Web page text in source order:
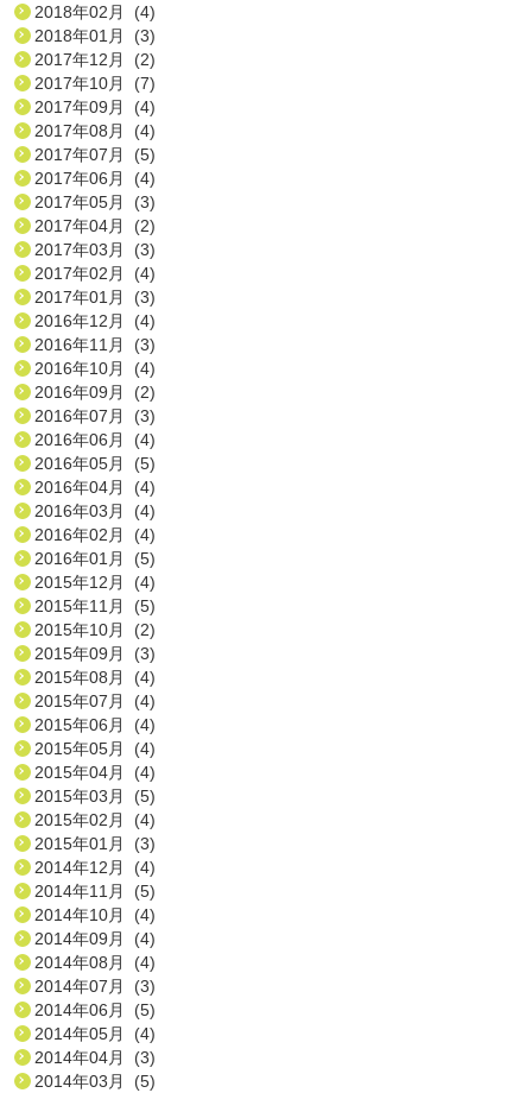
2018年02月 (4)
2018年01月 (3)
2017年12月 (2)
2017年10月 (7)
2017年09月 (4)
2017年08月 (4)
2017年07月 (5)
2017年06月 (4)
2017年05月 (3)
2017年04月 (2)
2017年03月 (3)
2017年02月 (4)
2017年01月 (3)
2016年12月 (4)
2016年11月 (3)
2016年10月 (4)
2016年09月 (2)
2016年07月 (3)
2016年06月 (4)
2016年05月 (5)
2016年04月 (4)
2016年03月 (4)
2016年02月 (4)
2016年01月 (5)
2015年12月 (4)
2015年11月 (5)
2015年10月 (2)
2015年09月 (3)
2015年08月 (4)
2015年07月 (4)
2015年06月 (4)
2015年05月 (4)
2015年04月 (4)
2015年03月 (5)
2015年02月 (4)
2015年01月 (3)
2014年12月 (4)
2014年11月 (5)
2014年10月 (4)
2014年09月 (4)
2014年08月 (4)
2014年07月 (3)
2014年06月 (5)
2014年05月 (4)
2014年04月 (3)
2014年03月 (5)